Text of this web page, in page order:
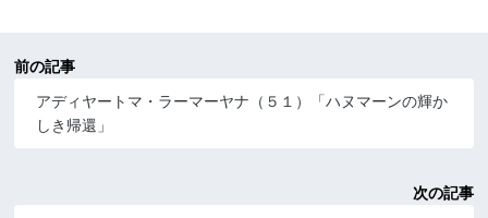
前の記事
アディヤートマ・ラーマーヤナ（５１）「ハヌマーンの輝か
しき帰還」
次の記事